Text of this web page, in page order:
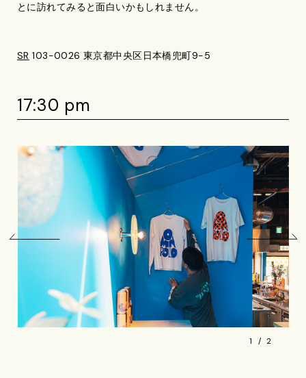
とに訪れてみると面白いかもしれません。
SR 103-0026 東京都中央区日本橋兜町9-5
17:30 pm
1 2